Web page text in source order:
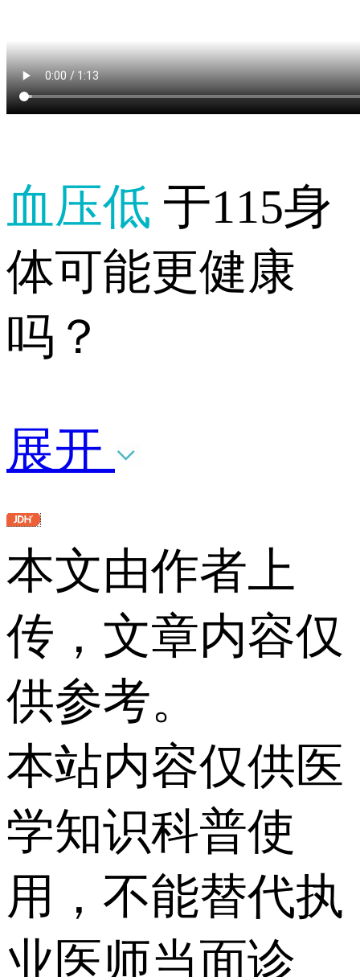
血压低 于115身
体可能更健康
吗？
展开
本文由作者上
传，文章内容仅
供参考。
本站内容仅供医
学知识科普使
用，不能替代执
业医师当面诊